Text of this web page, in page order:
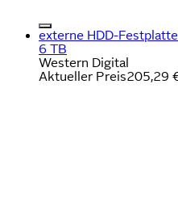
externe HDD-
6 TB
Western Digital
Aktueller Preis205,29